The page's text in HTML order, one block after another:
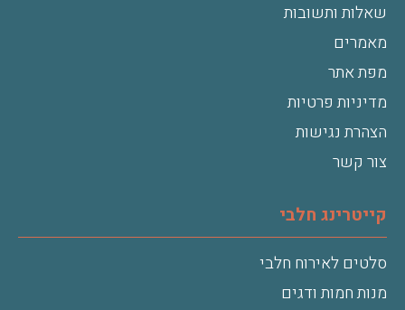
שאלות ותשובות
מאמרים
מפת אתר
מדיניות פרטיות
הצהרת נגישות
צור קשר
קייטרינג חלבי
סלטים לאירוח חלבי
מנות חמות ודגים